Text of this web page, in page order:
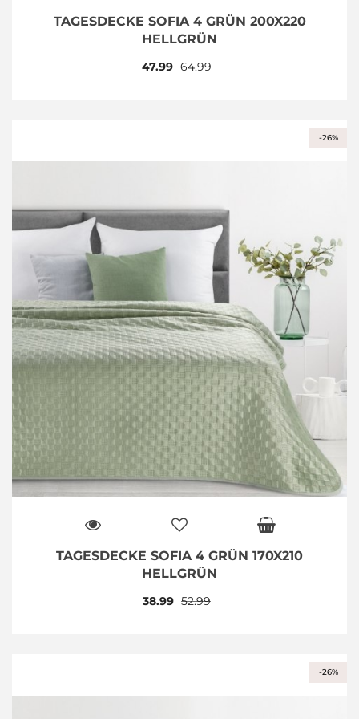
TAGESDECKE SOFIA 4 GRÜN 200X220
HELLGRÜN
64.99
47.99
TAGESDECKE SOFIA 4 GRÜN 170X210
HELLGRÜN
52.99
-26%
38.99
-26%